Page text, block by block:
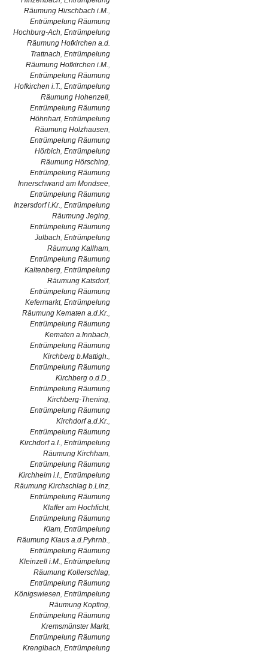
Räumung Hirschbach i.M.,
Entrümpelung Räumung
Hochburg-Ach, Entrümpelung
Räumung Hofkirchen a.d.
Trattnach, Entrümpelung
Räumung Hofkirchen i.M.,
Entrümpelung Räumung
Hofkirchen i.T., Entrümpelung
Räumung Hohenzell,
Entrümpelung Räumung
Höhnhart, Entrümpelung
Räumung Holzhausen,
Entrümpelung Räumung
Hörbich, Entrümpelung
Räumung Hörsching,
Entrümpelung Räumung
Innerschwand am Mondsee,
Entrümpelung Räumung
Inzersdorf i.Kr., Entrümpelung
Räumung Jeging,
Entrümpelung Räumung
Julbach, Entrümpelung
Räumung Kallham,
Entrümpelung Räumung
Kaltenberg, Entrümpelung
Räumung Katsdorf,
Entrümpelung Räumung
Kefermarkt, Entrümpelung
Räumung Kematen a.d.Kr.,
Entrümpelung Räumung
Kematen a.Innbach,
Entrümpelung Räumung
Kirchberg b.Mattigh.,
Entrümpelung Räumung
Kirchberg o.d.D.,
Entrümpelung Räumung
Kirchberg-Thening,
Entrümpelung Räumung
Kirchdorf a.d.Kr.,
Entrümpelung Räumung
Kirchdorf a.I., Entrümpelung
Räumung Kirchham,
Entrümpelung Räumung
Kirchheim i.I., Entrümpelung
Räumung Kirchschlag b.Linz,
Entrümpelung Räumung
Klaffer am Hochficht,
Entrümpelung Räumung
Klam, Entrümpelung
Räumung Klaus a.d.Pyhrnb.,
Entrümpelung Räumung
Kleinzell i.M., Entrümpelung
Räumung Kollerschlag,
Entrümpelung Räumung
Königswiesen, Entrümpelung
Räumung Kopfing,
Entrümpelung Räumung
Kremsmünster Markt,
Entrümpelung Räumung
Krenglbach, Entrümpelung